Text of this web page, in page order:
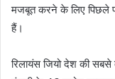
मजबूत करने के लिए पिछले
हैं।
रिलायंस जियो देश की